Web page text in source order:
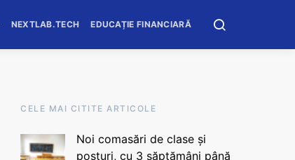
NEXTLAB.TECH EDUCAȚIE FINANCIARĂ
CELE MAI CITITE ARTICOLE
Noi comasări de clase și
posturi, cu 3 săptămâni până